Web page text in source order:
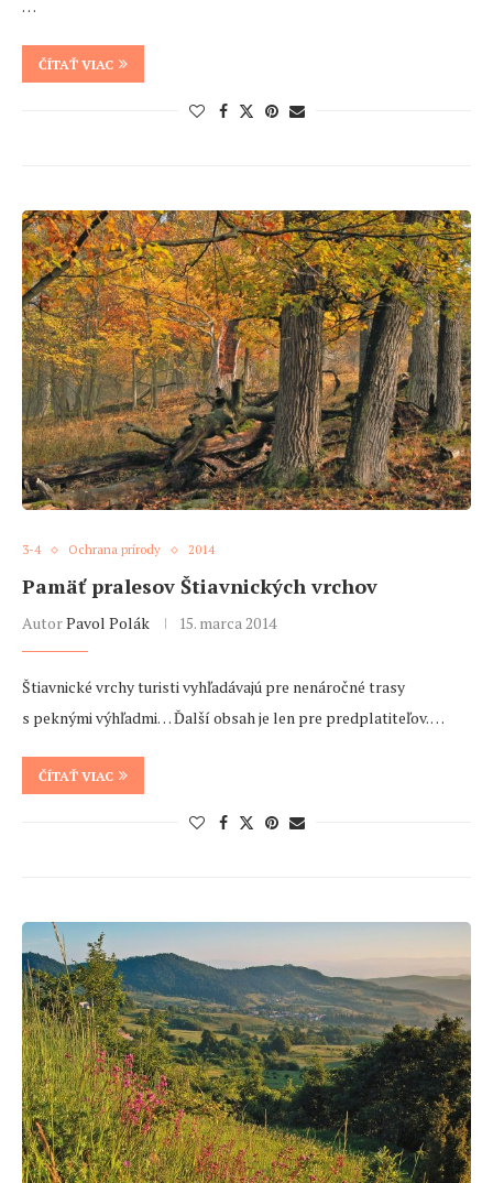
…
ČÍTAŤ VIAC
3-4 Ochrana prírody 2014
Pamäť pralesov Štiavnických vrchov
AutorPavol Polák 15. marca 2014
Štiavnické vrchy turisti vyhľadávajú pre nenáročné trasy
s peknými výhľadmi… Ďalší obsah je len pre predplatiteľov. …
ČÍTAŤ VIAC